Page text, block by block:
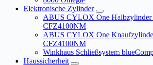
Elektronische Zylinder
ABUS CYLOX One Halbzylinder
CFZ4100NM
ABUS CYLOX One
CFZ4100NM
Winkhaus Schließsystem
Haussicherheit